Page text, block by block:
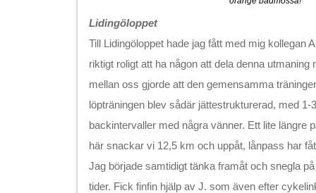
Lidingöloppet
Till Lidingöloppet hade jag fått med mig kollegan
riktigt roligt att ha någon att dela denna utmaning
mellan oss gjorde att den gemensamma
löpträningen blev sådär jättestrukturerad, med
backintervaller med några vänner. Ett lite längre
här snackar vi 12,5 km och uppåt, lånpass har
Jag började samtidigt tänka framåt och snegla
tider. Fick finfin hjälp av J. som även efter